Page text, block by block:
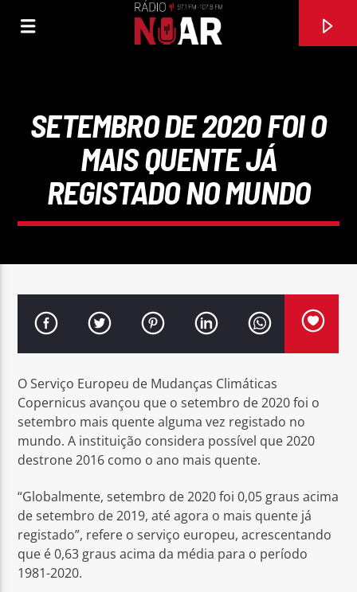
97.1FM E 107.8 FM
Rádio No ar
SETEMBRO DE 2020 FOI O
MAIS QUENTE JÁ
REGISTADO NO MUNDO
O Serviço Europeu de Mudanças Climáticas
Copernicus avançou que o setembro de 2020 foi o
setembro mais quente alguma vez registado no
mundo. A instituição considera possível que 2020
destrone 2016 como o ano mais quente.
“Globalmente, setembro de 2020 foi 0,05 graus acima
de setembro de 2019, até agora o mais quente já
registado”, refere o serviço europeu, acrescentando
que é 0,63 graus acima da média para o período
1981-2020.